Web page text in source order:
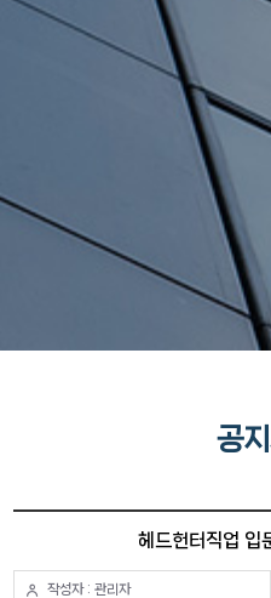
공
헤드헌터직업
작성자 : 관리자